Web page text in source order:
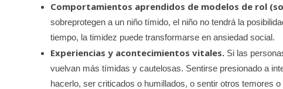
Comportamientos aprendidos de modelos de rol
sobreprotegen a un niño tímido, el niño no tendrá la
tiempo, la timidez puede transformarse en ansiedad social.
Experiencias y acontecimientos vitales. Si las
vuelvan más tímidas y cautelosas. Sentirse presionado a
hacerlo, ser criticados o humillados, o sentir otros temores